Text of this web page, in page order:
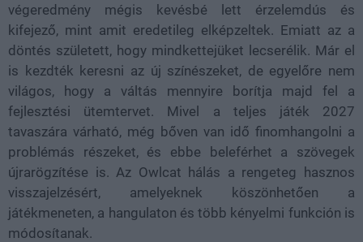
végeredmény mégis kevésbé lett érzelemdús és
kifejező, mint amit eredetileg elképzeltek. Emiatt az a
döntés született, hogy mindkettejüket lecserélik. Már el
is kezdték keresni az új színészeket, de egyelőre nem
világos, hogy a váltás mennyire borítja majd fel a
fejlesztési ütemtervet. Mivel a teljes játék 2027
tavaszára várható, még bőven van idő finomhangolni a
problémás részeket, és ebbe beleférhet a szövegek
újrarögzítése is. Az Owlcat hálás a rengeteg hasznos
visszajelzésért, amelyeknek köszönhetően a
játékmeneten, a hangulaton és több kényelmi funkción is
módosítanak.